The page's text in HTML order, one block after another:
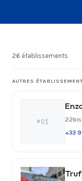
26 établissements
AUTRES
#01 22bis
+33